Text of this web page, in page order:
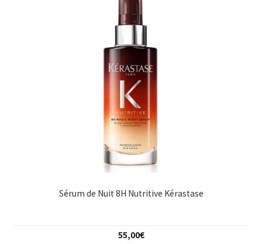
Sérum de Nuit 8H Nutritive Kérastase
55,00€